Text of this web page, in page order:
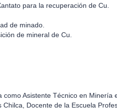
para la recuperación de Cu.
de minado.
de mineral de Cu.
Asistente Técnico en Minería
Chilca, Docente de la Escuela